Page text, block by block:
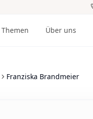
Themen Über uns
Franziska Brandmeier